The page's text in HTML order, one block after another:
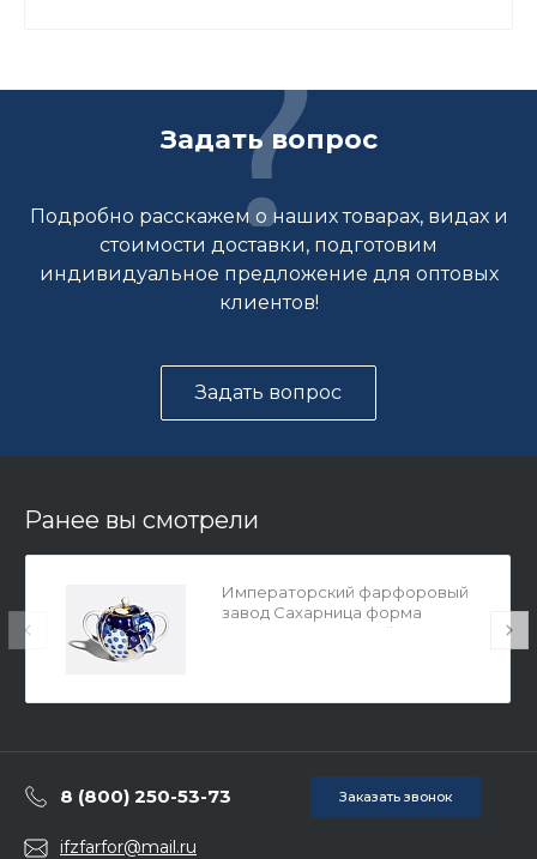
Задать вопрос
Подробно расскажем о наших товарах, видах и
стоимости доставки, подготовим
индивидуальное предложение для оптовых
клиентов!
Задать вопрос
Ранее вы смотрели
Императорский фарфоровый
завод Сахарница форма
Тюльпан рисунок Байкал, арт.
8 (800) 250-53-73 Заказать звонок
ifzfarfor@mail.ru